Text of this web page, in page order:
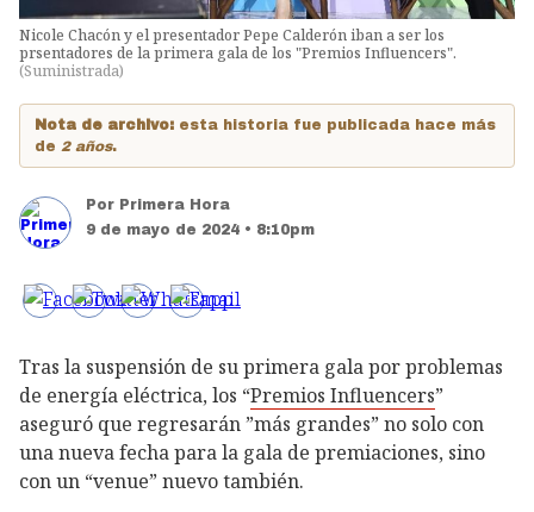
Nicole Chacón y el presentador Pepe Calderón iban a ser los
prsentadores de la primera gala de los "Premios Influencers".
(Suministrada)
Nota de archivo: esta historia fue publicada hace más
de 2 años.
Por Primera Hora
9 de mayo de 2024 • 8:10pm
Tras la suspensión de su primera gala por problemas
de energía eléctrica, los “Premios Influencers”
aseguró que regresarán ”más grandes” no solo con
una nueva fecha para la gala de premiaciones, sino
con un “venue” nuevo también.